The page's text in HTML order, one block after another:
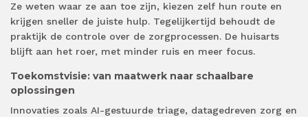
Ze weten waar ze aan toe zijn, kiezen zelf hun route en
krijgen sneller de juiste hulp. Tegelijkertijd behoudt de
praktijk de controle over de zorgprocessen. De huisarts
blijft aan het roer, met minder ruis en meer focus.
Toekomstvisie: van maatwerk naar schaalbare
oplossingen
Innovaties zoals AI-gestuurde triage, datagedreven zorg en